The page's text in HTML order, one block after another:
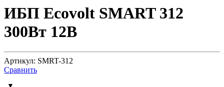
ИБП Ecovolt SMART 312
300Вт 12В
Артикул: SMRT-312
Сравнить